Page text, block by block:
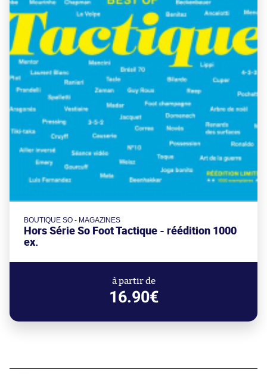
BOUTIQUE SO - MAGAZINES
Hors Série So Foot Tactique - réédition 1000
ex.
à partir de
16.90€